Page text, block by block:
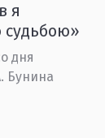
я
дня
Бунина